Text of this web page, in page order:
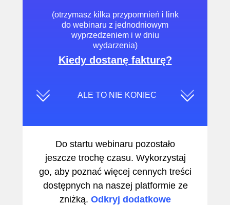
(otrzymasz kilka przypomnień i link
do webinaru z jednodniowym
wyprzedzeniem i w dniu
wydarzenia)
Kiedy dostanę fakturę?
ALE TO NIE KONIEC
Do startu webinaru pozostało
jeszcze trochę czasu. Wykorzystaj
go, aby poznać więcej cennych treści
dostępnych na naszej platformie ze
zniżką. Odkryj dodatkowe